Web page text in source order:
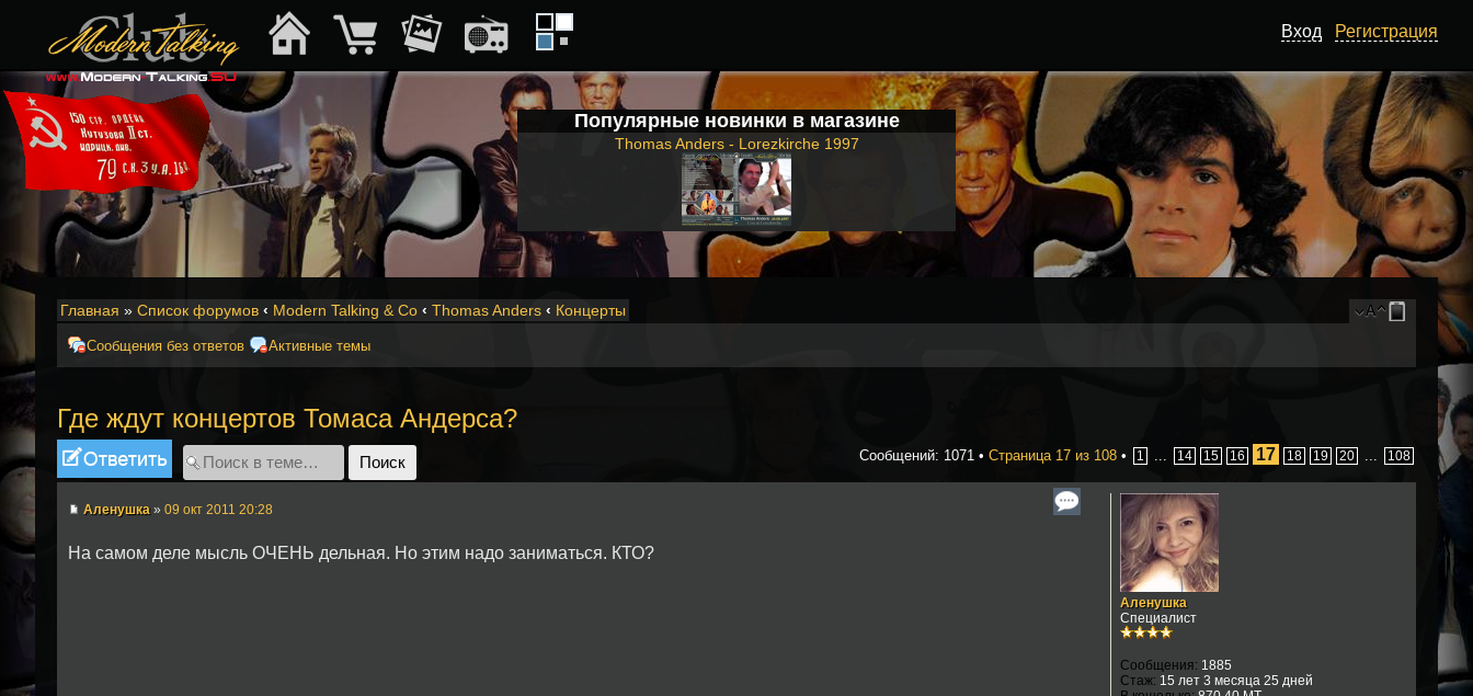
Популярные новинки в магазине
Thomas Anders - Lorezkirche 1997
Главная » Список форумов ‹ Modern Talking & Co ‹ Thomas Anders ‹ Концерты
Сообщения без ответов Активные темы
Где ждут концертов Томаса Андерса?
Ответить Сообщений: 1071 • Страница 17 из 108 • 1 14 15 16 17 18 19 20 108
Аленушка » 09 окт 2011 20:28
На самом деле мысль ОЧЕНЬ дельная. Но этим надо заниматься. КТО?
Аленушка
Специалист
Сообщения: 1885
Стаж: 15 лет 3 месяца 25 дней
Вход Регистрация